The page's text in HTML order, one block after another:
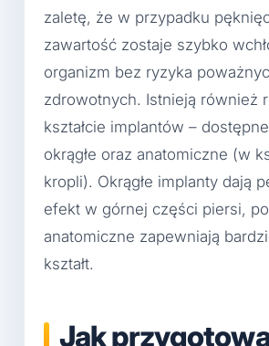
zaletę, że w przypadku
zawartość zostaje szybko
organizm bez ryzyka
zdrowotnych. Istnieją również
kształcie implantów –
okrągłe oraz anatomiczne (w
kropli). Okrągłe implanty dają
efekt w górnej części piersi,
anatomiczne zapewniają
kształt.
Jak